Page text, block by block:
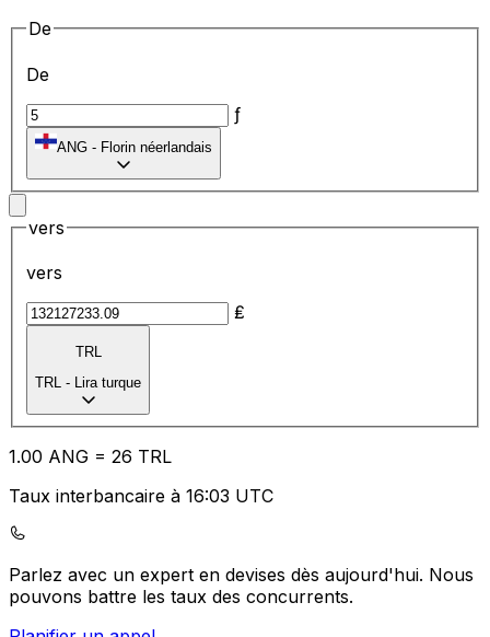
De
De
ƒ
ANG - Florin néerlandais
vers
vers
₤
TRL
TRL - Lira turque
1.00 ANG = 26 TRL
Taux interbancaire à 16:03 UTC
Parlez avec un expert en devises dès aujourd'hui. Nous
pouvons battre les taux des concurrents.